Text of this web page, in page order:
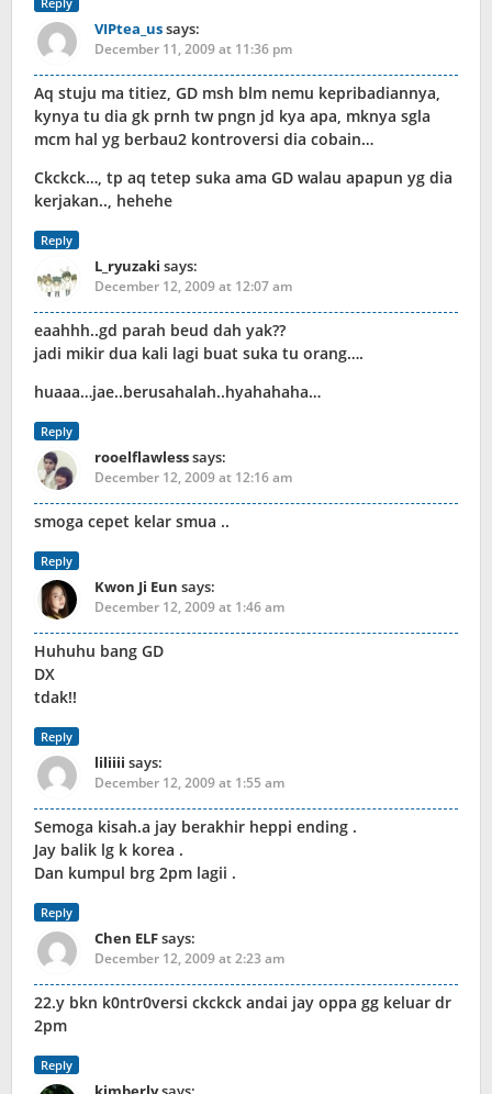
VIPtea_ussays:
December 11, 2009 at 11:36 pm
Aq stuju ma titiez, GD msh blm nemu kepribadiannya,
kynya tu dia gk prnh tw pngn jd kya apa, mknya sgla
mcm hal yg berbau2 kontroversi dia cobain…
Ckckck…, tp aq tetep suka ama GD walau apapun yg dia
kerjakan.., hehehe
Reply
L_ryuzaki says:
December 12, 2009 at 12:07 am
eaahhh..gd parah beud dah yak??
jadi mikir dua kali lagi buat suka tu orang….
huaaa…jae..berusahalah..hyahahaha…
Reply
rooelflawlesssays:
December 12, 2009 at 12:16 am
smoga cepet kelar smua ..
Reply
Kwon Ji Eun says:
December 12, 2009 at 1:46 am
Huhuhu bang GD
DX
tdak!!
Reply
liliiii says:
December 12, 2009 at 1:55 am
Semoga kisah.a jay berakhir heppi ending .
Jay balik lg k korea .
Dan kumpul brg 2pm lagii .
Reply
Chen ELFsays:
December 12, 2009 at 2:23 am
22.y bkn k0ntr0versi ckckck andai jay oppa gg keluar dr
2pm
Reply